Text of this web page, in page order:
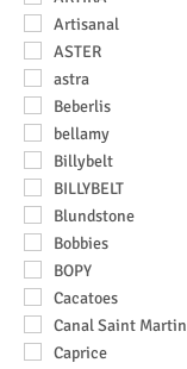
Artisanal
ASTER
astra
Beberlis
bellamy
Billybelt
BILLYBELT
Blundstone
Bobbies
BOPY
Cacatoes
Canal Saint Martin
Caprice